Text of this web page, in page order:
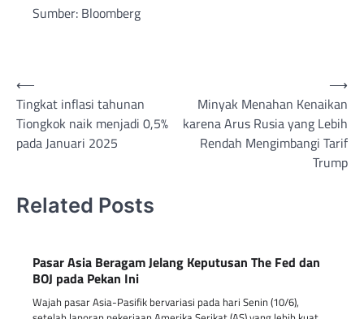
Sumber: Bloomberg
Post
navigation
⟵
Tingkat inflasi tahunan
Tiongkok naik menjadi 0,5%
pada Januari 2025
Minyak Menahan Kenaikan
karena Arus Rusia yang Lebih
Rendah Mengimbangi Tarif
Trump
⟶
Related Posts
Pasar Asia Beragam Jelang Keputusan The Fed dan
BOJ pada Pekan Ini
Wajah pasar Asia-Pasifik bervariasi pada hari Senin (10/6),